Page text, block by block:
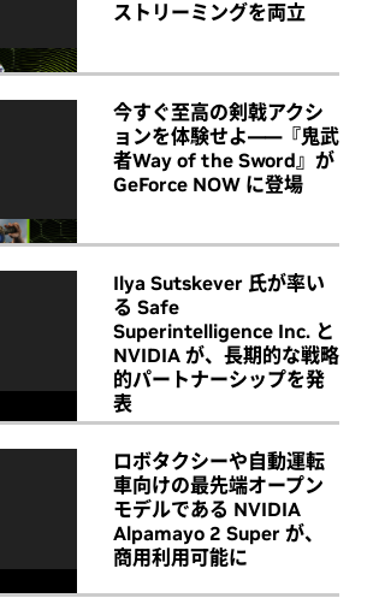
ストリーミングを両立
今すぐ至高の剣戟アクシ
ョンを体験せよ――『鬼武
者Way of the Sword』が
GeForce NOW に登場
Ilya Sutskever 氏が率い
る Safe
Superintelligence Inc. と
NVIDIA が、長期的な戦略
的パートナーシップを発
表
ロボタクシーや自動運転
車向けの最先端オープン
モデルである NVIDIA
Alpamayo 2 Super が、
商用利用可能に